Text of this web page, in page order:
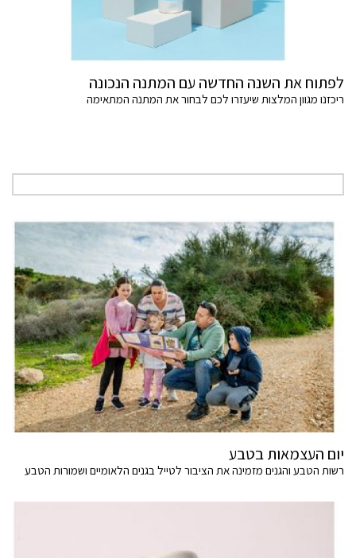
לפתוח את השנה החדשה עם המתנה הנכונה
ריכזנו מגוון המלצות שיעזרו לכם לבחור את המתנה המתאימה
יום העצמאות בטבע
רשות הטבע והגנים מזמינה את הציבור לטייל בגנים הלאומיים ושמורות הטבע